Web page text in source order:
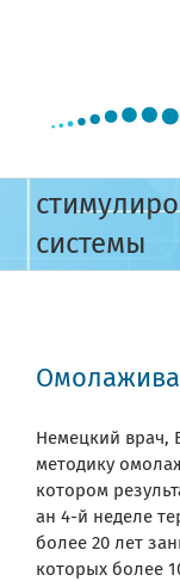
системы
Немецкий врач,
методику
котором
ан 4-й неделе
более 20 лет
которых более